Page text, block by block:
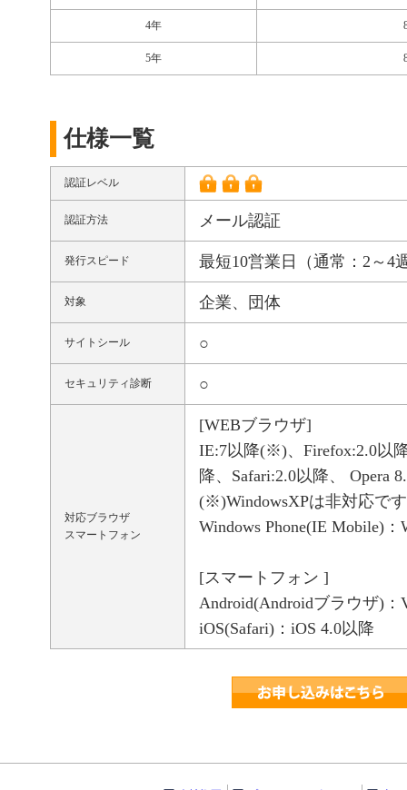
4年
5年
仕様一覧
認証レベル
認証方法 メール認証
発行スピード 最短10営業日（通常：2～4
対象 企業、団体
サイトシール ○
セキュリティ診断 ○
対応ブラウザ
スマートフォン
[WEBブラウザ]
IE:7以降(※)、Firefox:2.0以
降、Safari:2.0以降、
(※)WindowsXPは非対応で
Windows Phone(IE Mobile)：
[スマートフォン ]
Android(Androidブラウザ)：
iOS(Safari)：iOS 4.0以降